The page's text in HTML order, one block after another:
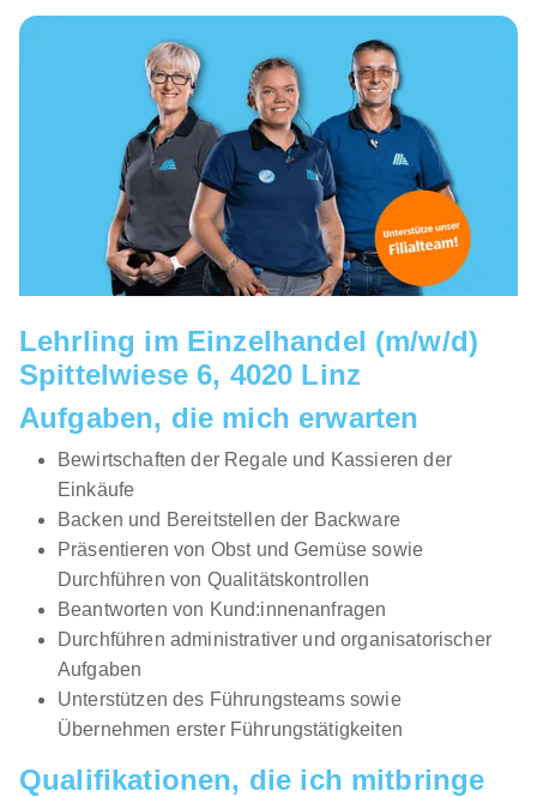
Lehrling im Einzelhandel (m/w/d)
Spittelwiese 6, 4020 Linz
Aufgaben, die mich erwarten
Bewirtschaften der Regale und Kassieren der
Einkäufe
Backen und Bereitstellen der Backware
Präsentieren von Obst und Gemüse sowie
Durchführen von Qualitätskontrollen
Beantworten von Kund:innenanfragen
Durchführen administrativer und organisatorischer
Aufgaben
Unterstützen des Führungsteams sowie
Übernehmen erster Führungstätigkeiten
Qualifikationen, die ich mitbringe